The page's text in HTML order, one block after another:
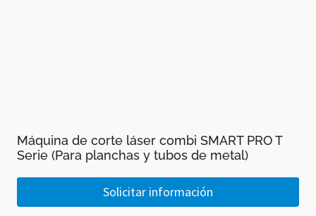
Máquina de corte láser combi SMART PRO T
Serie (Para planchas y tubos de metal)
Solicitar información